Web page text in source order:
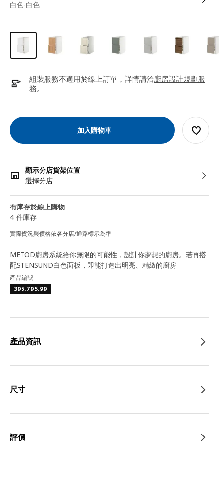
白色-白色
組裝服務不適用於線上訂單，詳情請洽廚房設計規劃服
務。
加入購物車
顯示分店貨架位置
選擇分店
有庫存於線上購物
4 件庫存
實際貨況與價格依各分店/通路標示為準
METOD廚房系統給你無限的可能性，設計你夢想的廚房。若再搭
配STENSUND白色面板，即能打造出明亮、精緻的廚房
產品編號
395.795.99
產品資訊
尺寸
評價